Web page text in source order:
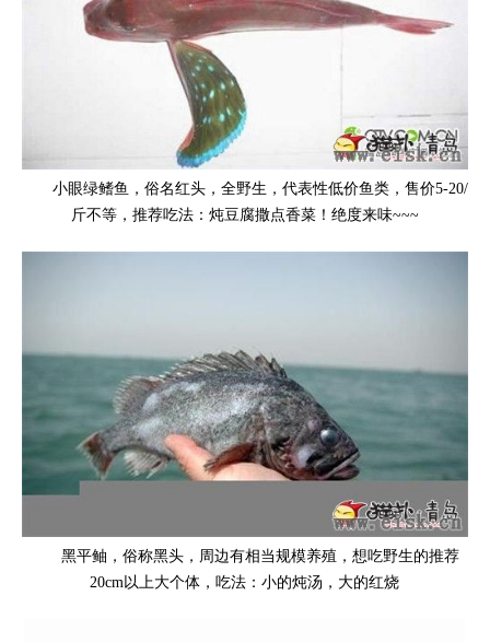
小眼绿鳍鱼，俗名红头，全野生，代表性低价鱼类，售价5-20/
斤不等，推荐吃法：炖豆腐撒点香菜！绝度来味~~~
黑平鲉，俗称黑头，周边有相当规模养殖，想吃野生的推荐
20cm以上大个体，吃法：小的炖汤，大的红烧